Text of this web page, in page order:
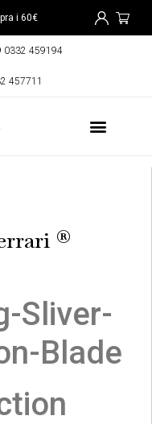
i 60€
0332 459194
457711
®